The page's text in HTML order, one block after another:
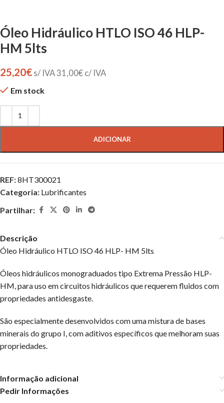
Óleo Hidráulico HTLO ISO 46 HLP-
HM 5lts
25,20€ s/ IVA31,00€ c/ IVA
Em stock
ADICIONAR
REF:8HT300021
Categoria: Lubrificantes
Partilhar:
Descrição
Óleo Hidráulico HTLO ISO 46 HLP- HM 5lts
Óleos hidráulicos monograduados tipo Extrema Pressão HLP-
HM, para uso em circuitos hidráulicos que requerem fluidos com
propriedades antidesgaste.
São especialmente desenvolvidos com uma mistura de bases
minerais do grupo I, com aditivos específicos que melhoram suas
propriedades.
Informação adicional
Pedir Informações